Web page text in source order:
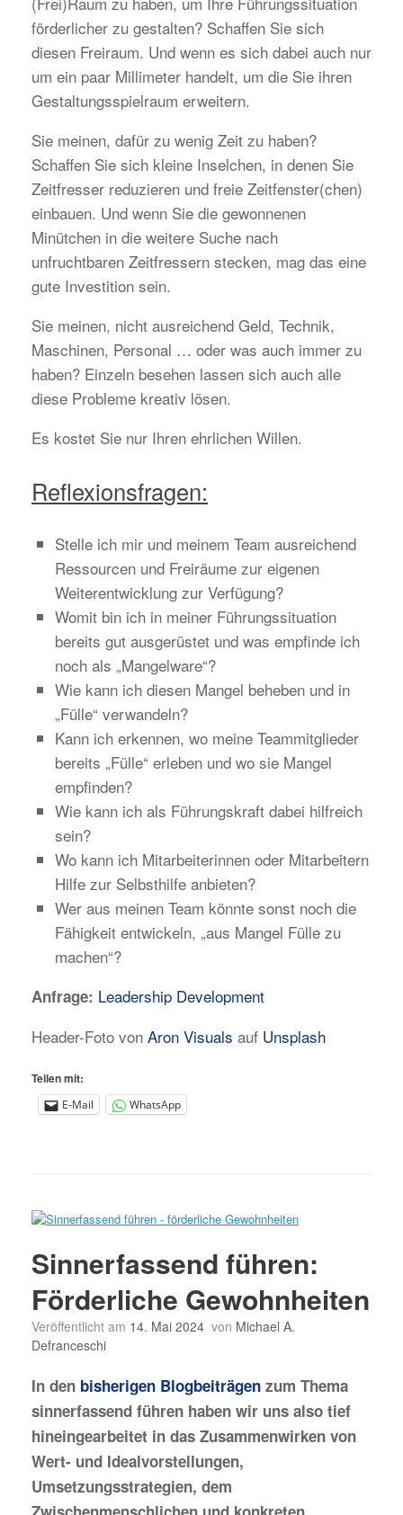
förderlicher zu gestalten? Schaffen Sie sich
diesen Freiraum. Und wenn es sich dabei auch nur
um ein paar Millimeter handelt, um die Sie ihren
Gestaltungsspielraum erweitern.
Sie meinen, dafür zu wenig Zeit zu haben?
Schaffen Sie sich kleine Inselchen, in denen Sie
Zeitfresser reduzieren und freie Zeitfenster(chen)
einbauen. Und wenn Sie die gewonnenen
Minütchen in die weitere Suche nach
unfruchtbaren Zeitfressern stecken, mag das eine
gute Investition sein.
Sie meinen, nicht ausreichend Geld, Technik,
Maschinen, Personal … oder was auch immer zu
haben? Einzeln besehen lassen sich auch alle
diese Probleme kreativ lösen.
Es kostet Sie nur Ihren ehrlichen Willen.
Reflexionsfragen:
Stelle ich mir und meinem Team ausreichend
Ressourcen und Freiräume zur eigenen
Weiterentwicklung zur Verfügung?
Womit bin ich in meiner Führungssituation
bereits gut ausgerüstet und was empfinde ich
noch als „Mangelware“?
Wie kann ich diesen Mangel beheben und in
„Fülle“ verwandeln?
Kann ich erkennen, wo meine Teammitglieder
bereits „Fülle“ erleben und wo sie Mangel
empfinden?
Wie kann ich als Führungskraft dabei hilfreich
sein?
Wo kann ich Mitarbeiterinnen oder Mitarbeitern
Hilfe zur Selbsthilfe anbieten?
Wer aus meinen Team könnte sonst noch die
Fähigkeit entwickeln, „aus Mangel Fülle zu
machen“?
Anfrage: Leadership Development
Header-Foto von Aron Visuals auf Unsplash
Teilen mit:
E-Mail WhatsApp
Sinnerfassend führen:
Förderliche Gewohnheiten
Veröffentlicht am 14. Mai 2024 von Michael A.
Defranceschi
In den bisherigen Blogbeiträgen zum Thema
sinnerfassend führen haben wir uns also tief
hineingearbeitet in das Zusammenwirken von
Wert- und Idealvorstellungen,
Umsetzungsstrategien, dem